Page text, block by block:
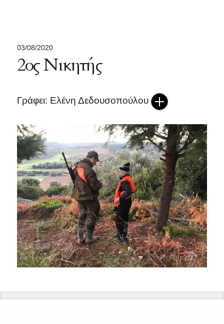
03/08/2020
2ος Νικητής
Γράφει: Ελένη Δεδουσοπούλου